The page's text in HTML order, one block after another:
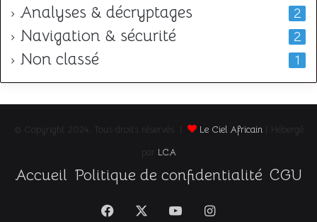
Analyses & décryptages 2
Navigation & sécurité 2
Non classé 1
© Copyright 2024, Tous droits réservés | Le Ciel Africain| Hébergé
par LCA
Accueil Politique de confidentialité CGU
Facebook YouTubeInstagram